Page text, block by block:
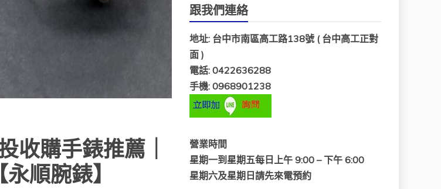
收購手錶推薦｜
順腕錶】
跟我們連絡
地址: 台中市南區高工路138號 ( 台中高工正對
面 )
電話: 0422636288
手機: 0968901238
營業時間
星期一到星期五每日上午 9:00 – 下午 6:00
星期六及星期日請先來電預約